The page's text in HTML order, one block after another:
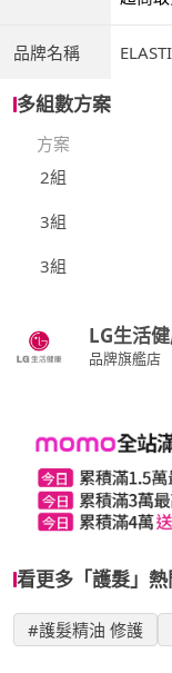
品牌名稱
多組數方案
方案
2組
3組
3組
LG生活
品牌旗艦店
看更多「護髮」
#護髮精油 修護